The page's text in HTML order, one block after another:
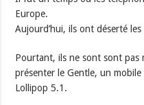
Europe.
Aujourd’hui, ils ont déserté
Pourtant, ils ne sont sont pas
présenter le Gentle, un
Lollipop 5.1.